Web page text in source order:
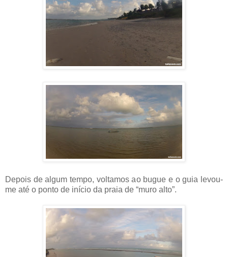
Depois de algum tempo, voltamos ao bugue e o guia levou-
me até o ponto de início da praia de “muro alto”.